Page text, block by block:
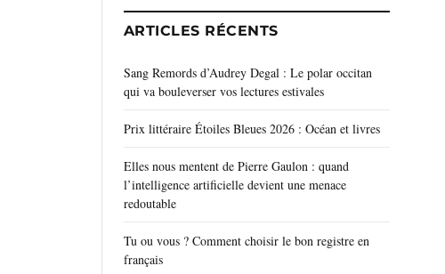
ARTICLES RÉCENTS
Sang Remords d’Audrey Degal : Le polar occitan
qui va bouleverser vos lectures estivales
Prix littéraire Étoiles Bleues 2026 : Océan et livres
Elles nous mentent de Pierre Gaulon : quand
l’intelligence artificielle devient une menace
redoutable
Tu ou vous ? Comment choisir le bon registre en
français